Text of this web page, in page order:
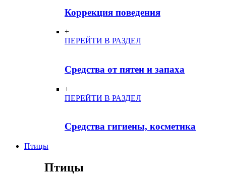
Коррекция поведения
+
ПЕРЕЙТИ В РАЗДЕЛ
Средства от пятен и запаха
+
ПЕРЕЙТИ В РАЗДЕЛ
Средства гигиены, косметика
Птицы
Птицы